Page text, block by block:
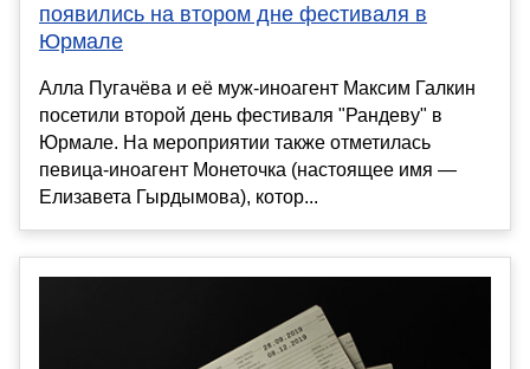
появились на втором дне фестиваля в
Юрмале
Алла Пугачёва и её муж-иноагент Максим Галкин
посетили второй день фестиваля "Рандеву" в
Юрмале. На мероприятии также отметилась
певица-иноагент Монеточка (настоящее имя —
Елизавета Гырдымова), котор...